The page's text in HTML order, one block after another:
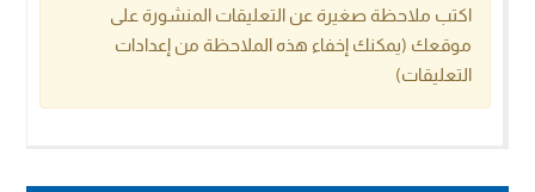
اكتب ملاحظة صغيرة عن التعليقات المنشورة على
موقعك (يمكنك إخفاء هذه الملاحظة من إعدادات
التعليقات)